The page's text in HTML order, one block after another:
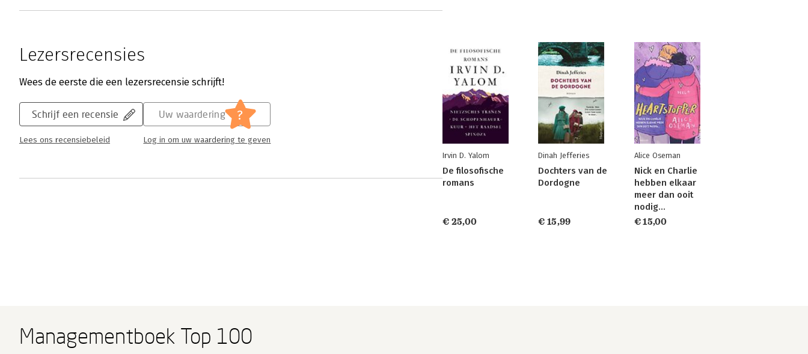
Lezersrecensies
Wees de eerste die een lezersrecensie schrijft!
Schrijf een recensie
Lees ons recensiebeleid
Uw waardering ?
Log in om uw waardering te geven
Irvin D. Yalom
De filosofische
romans
€ 25,00
Dinah Jefferies
Dochters van de
Dordogne
€ 15,99
Alice Oseman
Nick en Charlie
hebben elkaar
meer dan ooit
nodig…
€ 15,00
Managementboek Top 100